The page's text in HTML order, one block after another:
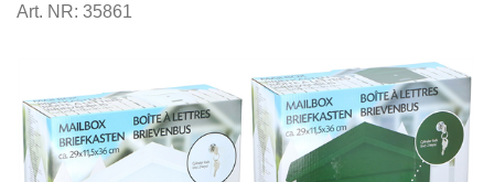
Art. NR: 35861